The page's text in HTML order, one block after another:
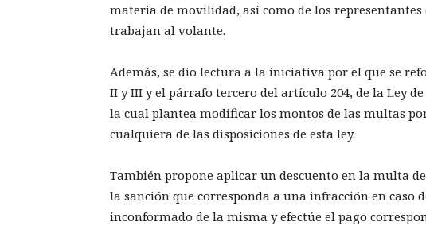
materia de movilidad, así como de los
trabajan al volante.
Además, se dio lectura a la iniciativa por el que se
II y III y el párrafo tercero del artículo 204, de la Ley
la cual plantea modificar los montos de las multas
cualquiera de las disposiciones de esta ley.
También propone aplicar un descuento en la multa
la sanción que corresponda a una infracción en caso
inconformado de la misma y efectúe el pago